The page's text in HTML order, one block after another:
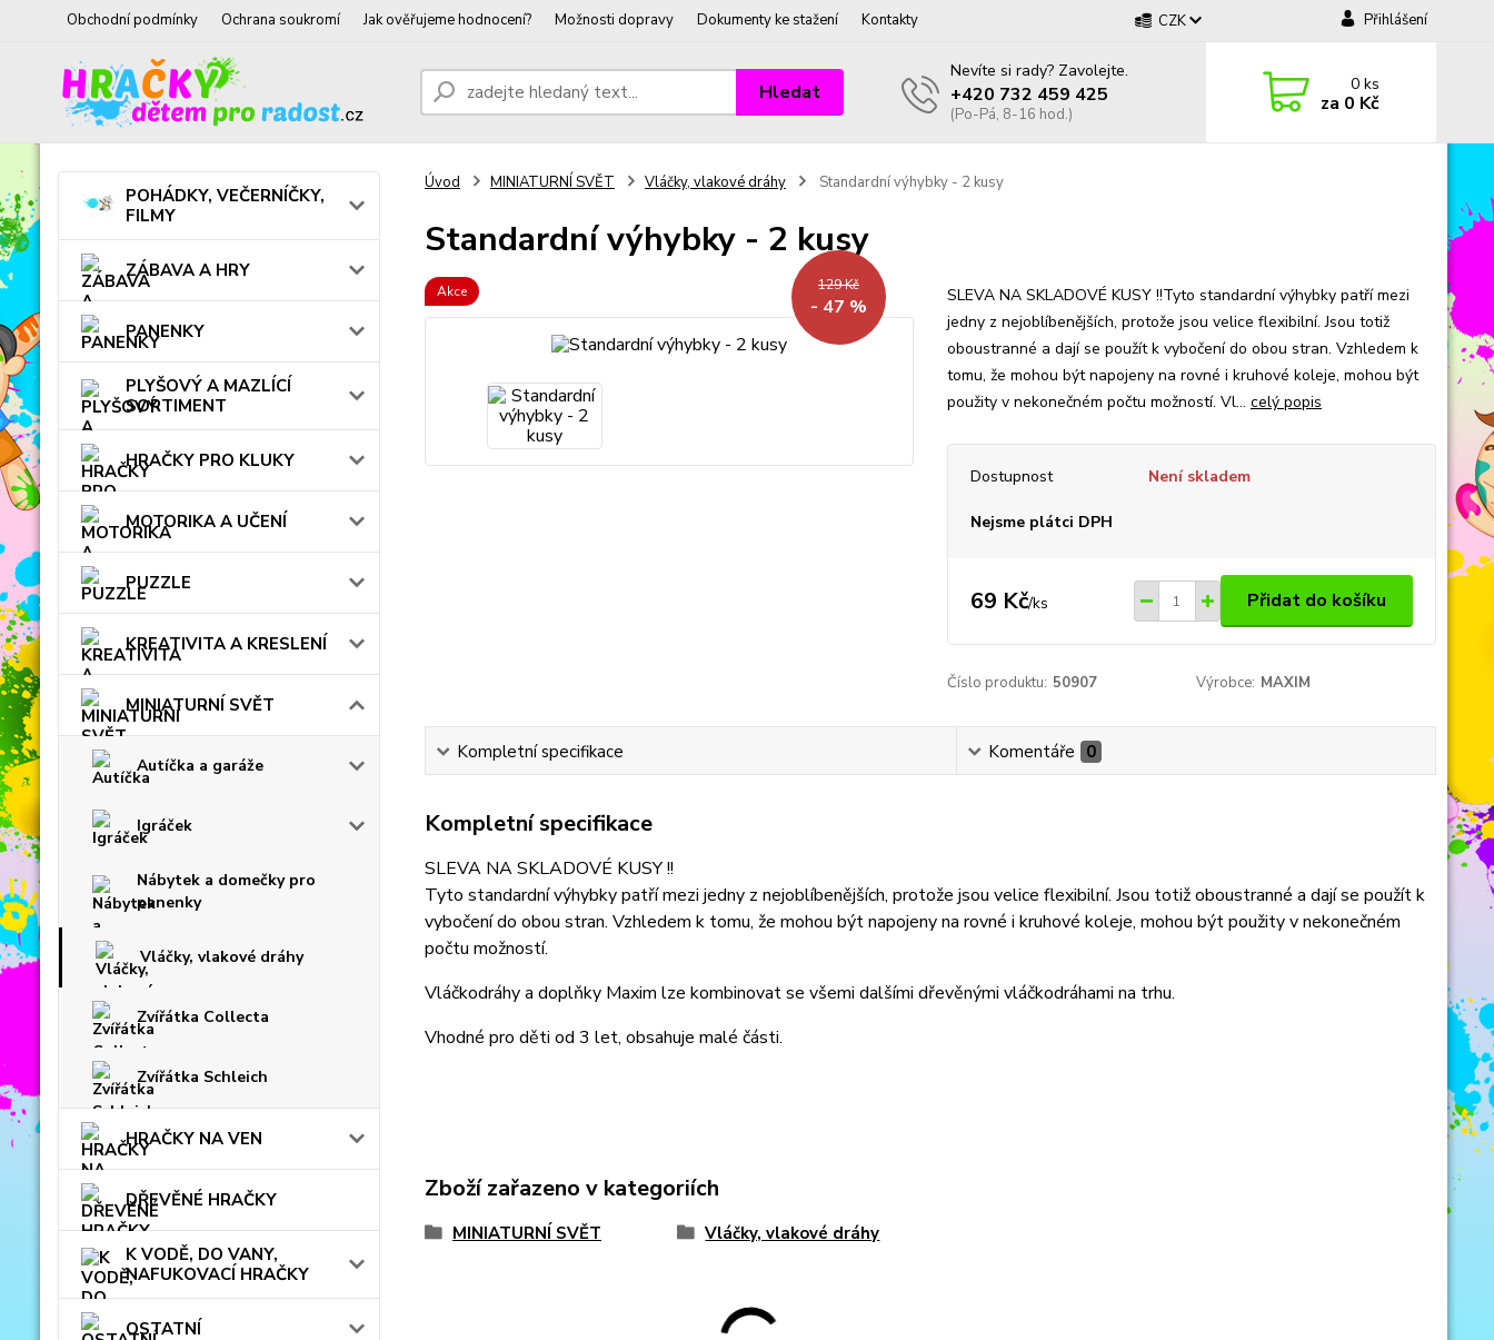
Obchodní podmínky Ochrana soukromí Jak ověřujeme hodnocení? Možnosti dopravy Dokumenty ke stažení Kontakty CZK Přihlášení
Hledat
Nevíte si rady? Zavolejte.
+420 732 459 425
(Po-Pá, 8-16 hod.)
0ks
za 0 Kč
POHÁDKY, VEČERNÍČKY,
FILMY
ZÁBAVA A HRY
PANENKY
PLYŠOVÝ A MAZLÍCÍ
SORTIMENT
HRAČKY PRO KLUKY
MOTORIKA A UČENÍ
PUZZLE
KREATIVITA A KRESLENÍ
MINIATURNÍ SVĚT
Autíčka a garáže
Igráček
Nábytek a domečky pro
panenky
Vláčky, vlakové dráhy
Zvířátka Collecta
Zvířátka Schleich
HRAČKY NA VEN
DŘEVĚNÉ HRAČKY
K VODĚ, DO VANY,
NAFUKOVACÍ HRAČKY
OSTATNÍ
Úvod MINIATURNÍ SVĚT Vláčky, vlakové dráhy Standardní výhybky - 2 kusy
Standardní výhybky - 2 kusy
Akce 129 Kč
- 47 %
SLEVA NA SKLADOVÉ KUSY !!Tyto standardní výhybky patří mezi
jedny z nejoblíbenějších, protože jsou velice flexibilní. Jsou totiž
oboustranné a dají se použít k vybočení do obou stran. Vzhledem k
tomu, že mohou být napojeny na rovné i kruhové koleje, mohou být
použity v nekonečném počtu možností. Vl... celý popis
Dostupnost Není skladem
Nejsme plátci DPH
69 Kč/ks Přidat do košíku
Číslo produktu: 50907 Výrobce: MAXIM
Kompletní specifikace Komentáře 0
Kompletní specifikace
SLEVA NA SKLADOVÉ KUSY !!
Tyto standardní výhybky patří mezi jedny z nejoblíbenějších, protože jsou velice flexibilní. Jsou totiž oboustranné a dají se použít k
vybočení do obou stran. Vzhledem k tomu, že mohou být napojeny na rovné i kruhové koleje, mohou být použity v nekonečném
počtu možností.
Vláčkodráhy a doplňky Maxim lze kombinovat se všemi dalšími dřevěnými vláčkodráhami na trhu.
Vhodné pro děti od 3 let, obsahuje malé části.
Zboží zařazeno v kategoriích
MINIATURNÍ SVĚT Vláčky, vlakové dráhy